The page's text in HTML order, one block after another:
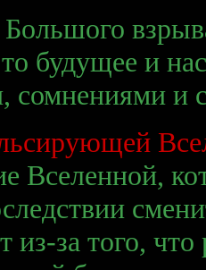
будущее и
сомнениями и
Вселенной,
из-за того,